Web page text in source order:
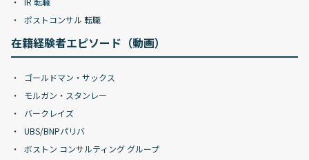
ポストコンサル 転職
在籍経験者エピソード（動画）
ゴールドマン・サックス
モルガン・スタンレー
バークレイズ
UBS/BNPパリバ
ボストン コンサルティング グループ